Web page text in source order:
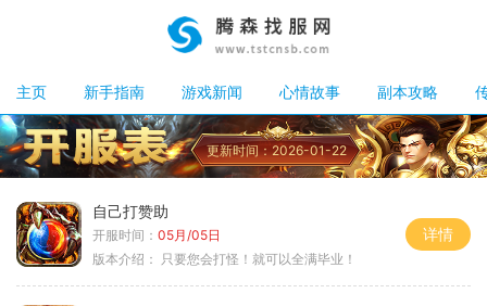
主页 新手指南 游戏新闻 心情故事 副本攻略
更新时间：2026-01-22
自己打赞助
开服时间： 05月/05日
版本介绍：
只要您会打怪！就可以全满毕业！
详情